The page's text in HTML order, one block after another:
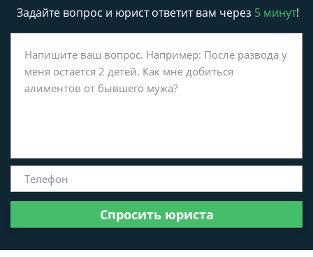
Задайте вопрос и юрист ответит вам через 5 минут!
Спросить юриста